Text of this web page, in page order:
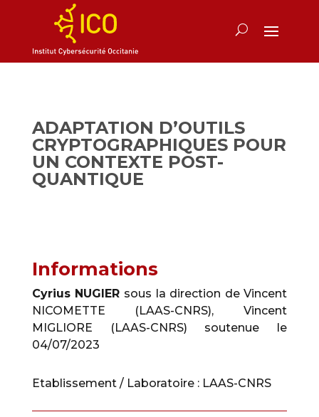
ADAPTATION D’OUTILS
CRYPTOGRAPHIQUES POUR
UN CONTEXTE POST-
QUANTIQUE
Informations
Cyrius NUGIER sous la direction de Vincent
NICOMETTE (LAAS-CNRS), Vincent
MIGLIORE (LAAS-CNRS) soutenue le
04/07/2023
Etablissement / Laboratoire : LAAS-CNRS